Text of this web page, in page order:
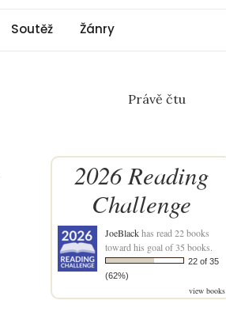
Soutěž Žánry
Právě čtu
2026 Reading
Challenge
JoeBlackhas read 22 books
toward his goal of 35 books.
22 of 35
(62%)
view books